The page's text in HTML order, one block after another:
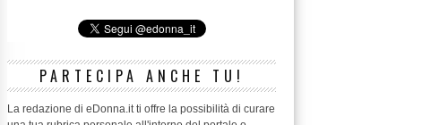
PARTECIPA ANCHE TU!
La redazione di eDonna.it ti offre la possibilità di curare